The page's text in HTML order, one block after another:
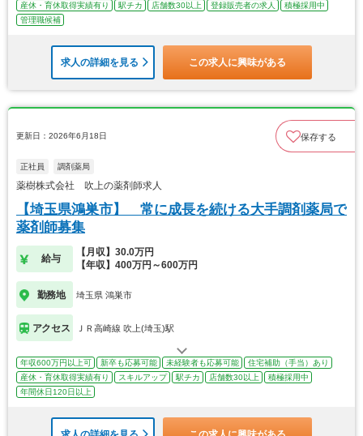
産休・育休取得実績有り
駅チカ 店舗数30以上 登録販売者の求人
積極採用中
管理職候補
求人の詳細を見る この求人に興味がある
更新日：2026年6月18日 保存する
正社員 調剤薬局
薬樹株式会社 吹上の薬剤師求人
【埼玉県鴻巣市】 常に成長を続ける大手調剤薬局で
薬剤師募集
給与
【月収】30.0万円
【年収】400万円～600万円
勤務地 埼玉県 鴻巣市
アクセス ＪＲ高崎線 吹上(埼玉)駅
年収600万円以上可 新卒も応募可能 未経験者も応募可能
住宅補助（手当）あり
産休・育休取得実績有り
スキルアップ 駅チカ 店舗数30以上
積極採用中
年間休日120日以上